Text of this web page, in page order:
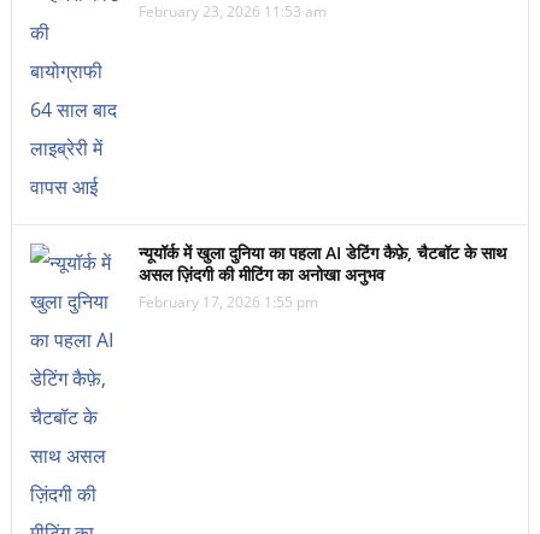
February 23, 2026 11:53 am
न्यूयॉर्क में खुला दुनिया का पहला AI डेटिंग कैफ़े, चैटबॉट के साथ
असल ज़िंदगी की मीटिंग का अनोखा अनुभव
February 17, 2026 1:55 pm